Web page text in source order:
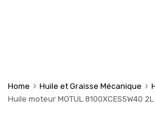
Home Huile et Graisse Mécanique
Huile moteur MOTUL 8100XCES5W40 2L